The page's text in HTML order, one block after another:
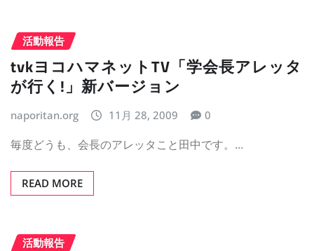
活動報告
tvkヨコハマネットTV「学会長アレッタ
が行く!」新バージョン
naporitan.org 11月 28, 2009 0
毎度どうも、会長のアレッタこと田中です。…
READ MORE
活動報告